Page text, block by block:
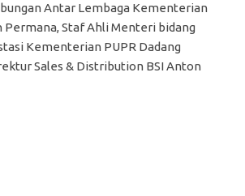
Antar Lembaga Kementerian
Permana, Staf Ahli Menteri bidang
Kementerian PUPR Dadang
Sales & Distribution BSI Anton